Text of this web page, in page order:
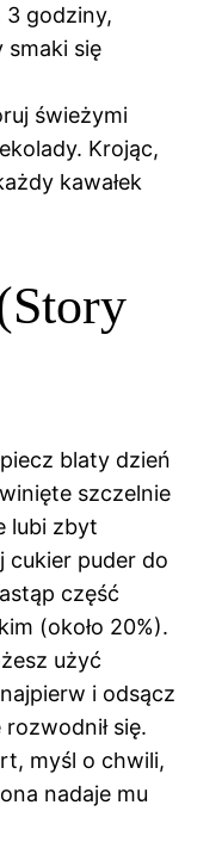
3 godziny,
smaki się
świeżymi
Krojąc,
kawałek
blaty dzień
szczelnie
lubi zbyt
cukier puder do
część
(około 20%).
użyć
i odsącz
się.
myśl o chwili,
nadaje mu